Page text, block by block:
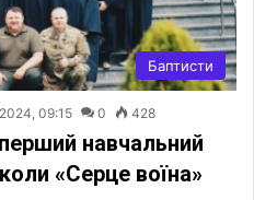
Баптисти
09:15 0 428
навчальний
«Серце воїна»